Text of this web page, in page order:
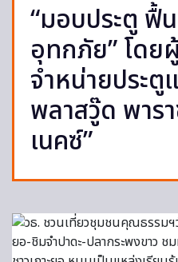
“มอบประตู ฟื้
อุทกภัย” โดย
จำหน่ายประตู
พลาสวู๊ด พาร
เนคซ์”